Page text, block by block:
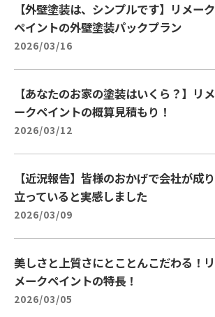
【外壁塗装は、シンプルです】リメーク
ペイントの外壁塗装パックプラン
2026/03/16
【あなたのお家の塗装はいくら？】リメ
ークペイントの概算見積もり！
2026/03/12
【近況報告】皆様のおかげで会社が成り
立っていると実感しました
2026/03/09
美しさと上質さにとことんこだわる！リ
メークペイントの特長！
2026/03/05